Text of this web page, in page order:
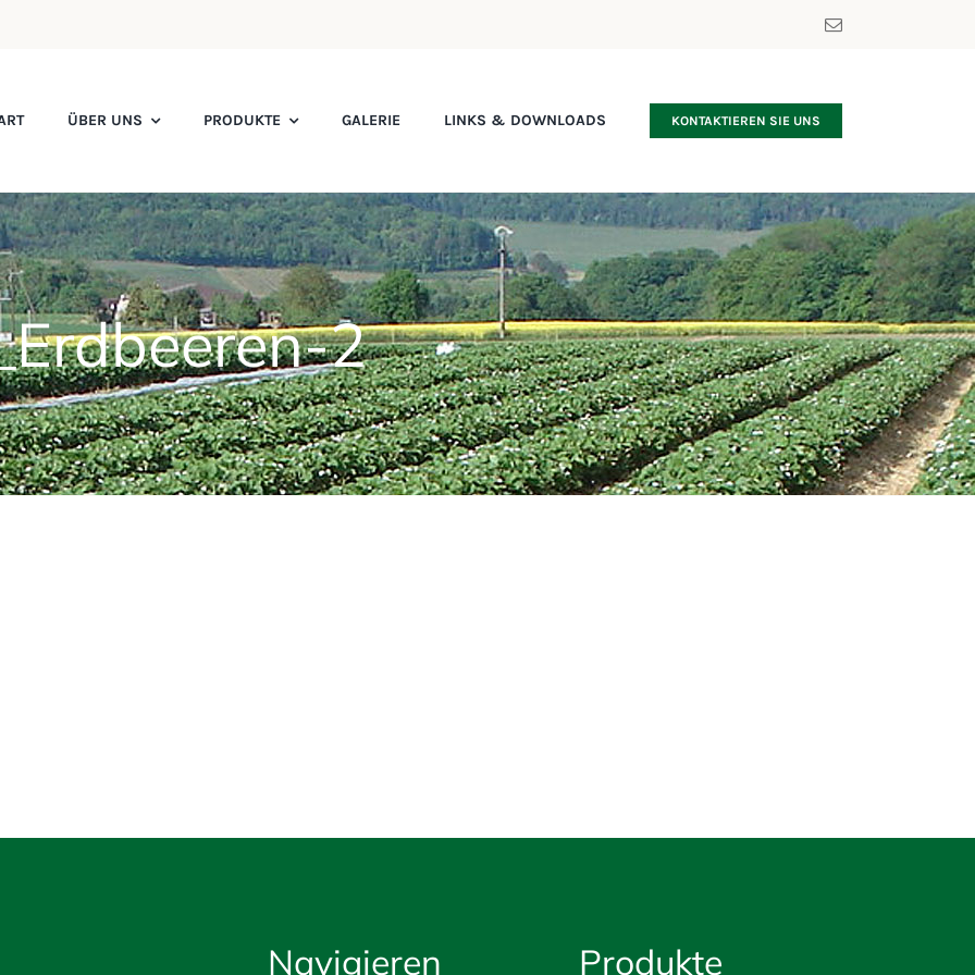
ÜBER UNS PRODUKTE GALERIE LINKS & DOWNLOADS KONTAKTIEREN SIE UNS
2
Navigieren Produkte